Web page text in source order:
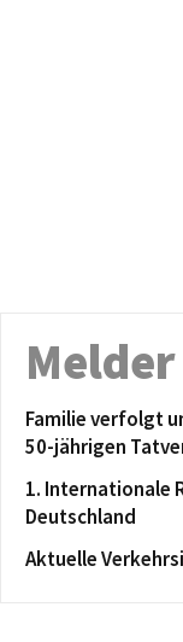
Melder
Familie verfolgt
50-jährigen
1. Internationale
Deutschland
Aktuelle